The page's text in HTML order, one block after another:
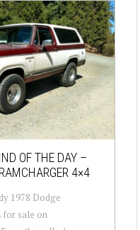
OF THE DAY –
4×4
1978 Dodge
for sale on